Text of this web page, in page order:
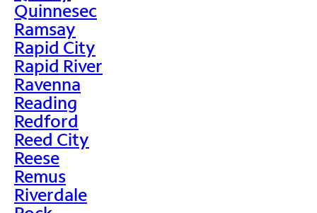
Quinnesec
Ramsay
Rapid City
Rapid River
Ravenna
Reading
Redford
Reed City
Reese
Remus
Riverdale